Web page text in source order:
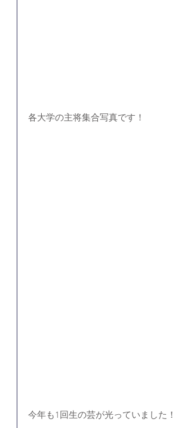
各大学の主将集合写真です！
今年も1回生の芸が光っていました！